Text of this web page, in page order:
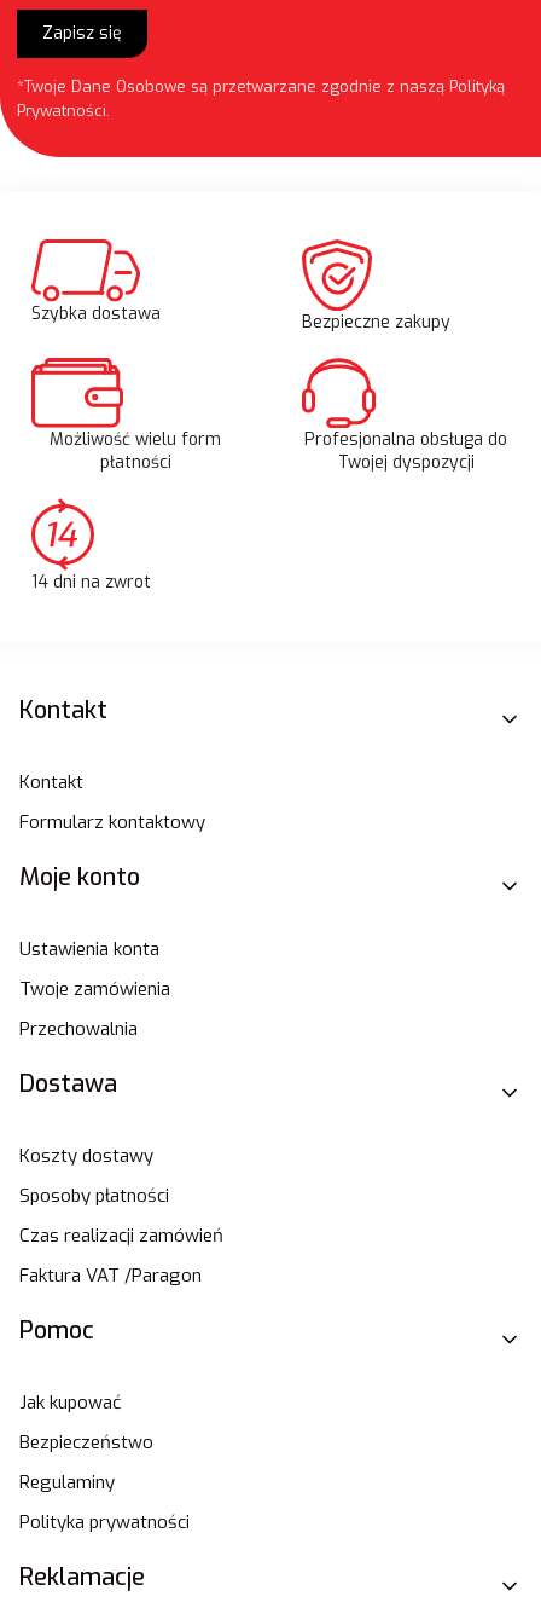
Zapisz się
*Twoje Dane Osobowe są przetwarzane zgodnie z naszą Polityką
Prywatności.
Szybka dostawa Bezpieczne zakupy
Możliwość wielu form
płatności
Profesjonalna obsługa do
Twojej dyspozycji
14 dni na zwrot
Linki w stopce
Kontakt
Kontakt
Formularz kontaktowy
Moje konto
Ustawienia konta
Twoje zamówienia
Przechowalnia
Dostawa
Koszty dostawy
Sposoby płatności
Czas realizacji zamówień
Faktura VAT /Paragon
Pomoc
Jak kupować
Bezpieczeństwo
Regulaminy
Polityka prywatności
Reklamacje